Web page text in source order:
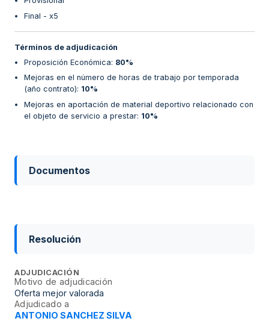
Final - x5
Términos de adjudicación
Proposición Económica: 80%
Mejoras en el número de horas de trabajo por temporada
(año contrato): 10%
Mejoras en aportación de material deportivo relacionado con
el objeto de servicio a prestar: 10%
Documentos
Resolución
ADJUDICACIÓN
Motivo de adjudicación
Oferta mejor valorada
Adjudicado a
ANTONIO SANCHEZ SILVA